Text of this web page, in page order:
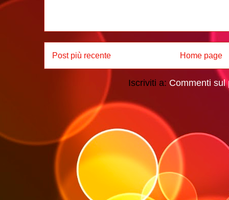
Post più recente Home page
Iscriviti a: Commenti sul